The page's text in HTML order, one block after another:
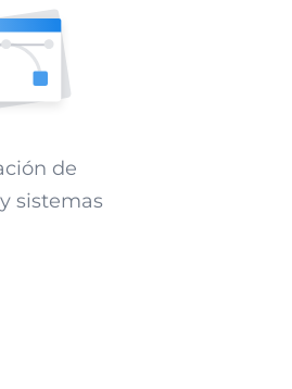
de
sistemas